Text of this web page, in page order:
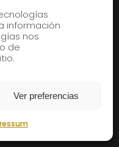
información
nos
de
Ver preferencias